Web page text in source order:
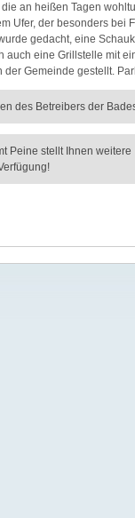
an heißen Tagen
Ufer, der besonders bei
gedacht, eine
auch eine Grillstelle mit
der Gemeinde gestellt.
des Betreibers der
Peine stellt Ihnen